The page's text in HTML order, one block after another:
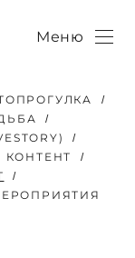
Меню
КОНТЕНТ